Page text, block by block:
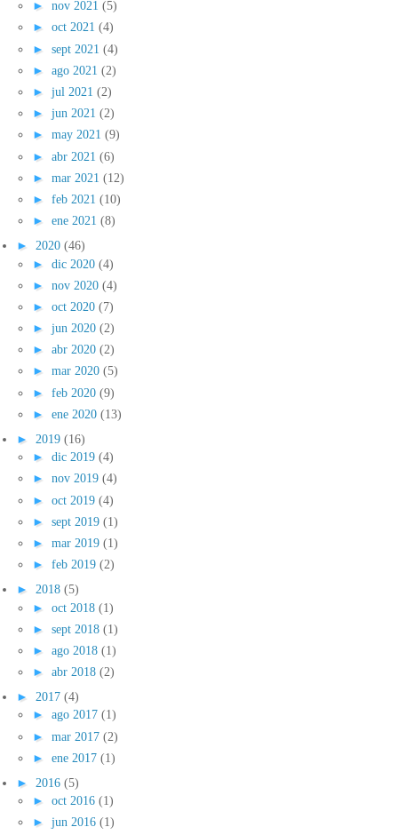
► nov 2021 (5)
► oct 2021 (4)
► sept 2021 (4)
► ago 2021 (2)
► jul 2021 (2)
► jun 2021 (2)
► may 2021 (9)
► abr 2021 (6)
► mar 2021 (12)
► feb 2021 (10)
► ene 2021 (8)
► 2020 (46)
► dic 2020 (4)
► nov 2020 (4)
► oct 2020 (7)
► jun 2020 (2)
► abr 2020 (2)
► mar 2020 (5)
► feb 2020 (9)
► ene 2020 (13)
► 2019 (16)
► dic 2019 (4)
► nov 2019 (4)
► oct 2019 (4)
► sept 2019 (1)
► mar 2019 (1)
► feb 2019 (2)
► 2018 (5)
► oct 2018 (1)
► sept 2018 (1)
► ago 2018 (1)
► abr 2018 (2)
► 2017 (4)
► ago 2017 (1)
► mar 2017 (2)
► ene 2017 (1)
► 2016 (5)
► oct 2016 (1)
► jun 2016 (1)